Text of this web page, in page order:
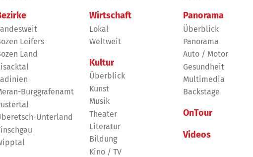
Leifers
Land
Burggrafenamt
Unterland
Wirtschaft
Lokal
Weltweit
Kultur
Überblick
Kunst
Musik
Theater
Literatur
Bildung
Kino / TV
Panorama
Überblick
Panorama
Auto / Motor
Gesundheit
Multimedia
Backstage
OnTour
Videos